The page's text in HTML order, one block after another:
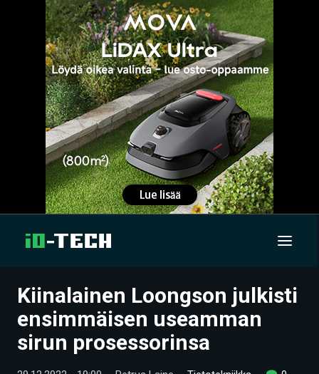
UUTISET
ARTIKKELIT
VIDEOT
Kiinalainen Loongson julkisti
ensimmäisen useamman
sirun prosessorinsa